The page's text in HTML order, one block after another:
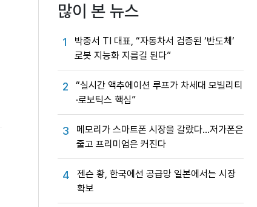
많이 본 뉴스
1
박중서 TI 대표, “자동차서 검증된 ‘반도체’
로봇 지능화 지름길 된다”
2
“실시간 액추에이션 루프가 차세대 모빌리티
·로보틱스 핵심”
3
메모리가 스마트폰 시장을 갈랐다…저가폰은
줄고 프리미엄은 커진다
4
젠슨 황, 한국에선 공급망 일본에서는 시장
확보